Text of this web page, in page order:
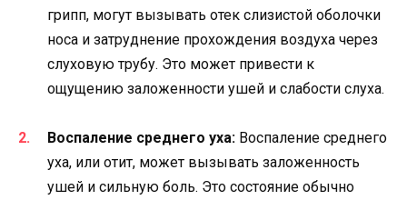
грипп, могут вызывать отек слизистой оболочки
носа и затруднение прохождения воздуха через
слуховую трубу. Это может привести к
ощущению заложенности ушей и слабости слуха.
Воспаление среднего уха: Воспаление среднего
уха, или отит, может вызывать заложенность
ушей и сильную боль. Это состояние обычно